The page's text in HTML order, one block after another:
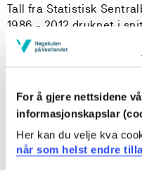
For å gjere nettsidene
informasjonskapslar
Her kan du velje kva
når som helst endre
Tall fra Statistisk
1986 - 2012 druknet i
Av tall hentet inn fra de
redningsdykkere i å
omkommende
En Redningsdykker vil i
og mentalt krevende